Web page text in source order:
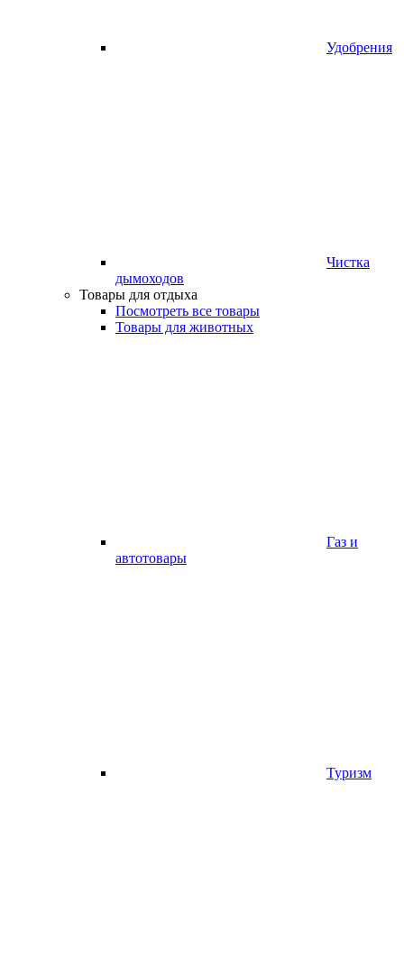
Удобрения
Чистка
дымоходов
Товары для отдыха
Посмотреть все товары
Товары для животных
Газ и
автотовары
Туризм